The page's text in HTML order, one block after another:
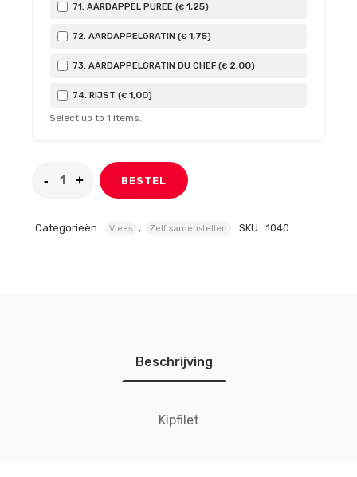
71. AARDAPPEL PUREE (€ 1,25)
72. AARDAPPELGRATIN (€ 1,75)
73. AARDAPPELGRATIN DU CHEF (€ 2,00)
74. RIJST (€ 1,00)
Select up to 1 items.
BESTEL
Categorieën: Vlees , Zelf samenstellen SKU: 1040
Beschrijving
Kipfilet